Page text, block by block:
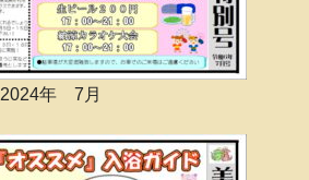
2024年 7月